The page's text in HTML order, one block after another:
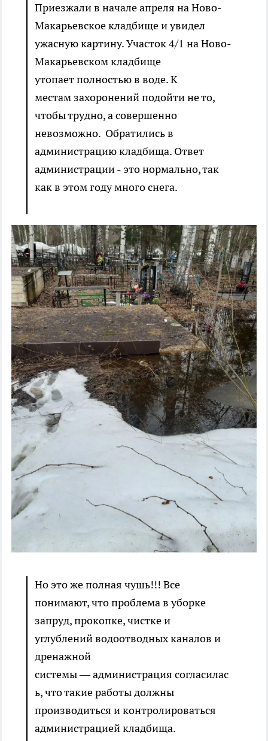
Приезжали в начале апреля на Ново-
Макарьевское кладбище и увидел
ужасную картину. Участок 4/1 на Ново-
Макарьевском кладбище
утопает полностью в воде. К
местам захоронений подойти не то,
чтобы трудно, а совершенно
невозможно. Обратились в
администрацию кладбища. Ответ
администрации - это нормально, так
как в этом году много снега.
Но это же полная чушь!!! Все
понимают, что проблема в уборке
запруд, прокопке, чистке и
углублений водоотводных каналов и
дренажной
системы — администрация согласилас
ь, что такие работы должны
производиться и контролироваться
администрацией кладбища.